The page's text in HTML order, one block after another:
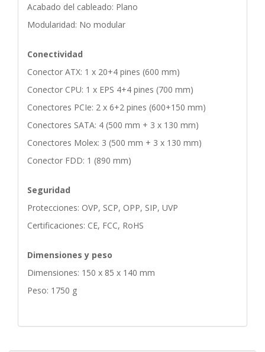
Acabado del cableado: Plano
Modularidad: No modular
Conectividad
Conector ATX: 1 x 20+4 pines (600 mm)
Conector CPU: 1 x EPS 4+4 pines (700 mm)
Conectores PCIe: 2 x 6+2 pines (600+150 mm)
Conectores SATA: 4 (500 mm + 3 x 130 mm)
Conectores Molex: 3 (500 mm + 3 x 130 mm)
Conector FDD: 1 (890 mm)
Seguridad
Protecciones: OVP, SCP, OPP, SIP, UVP
Certificaciones: CE, FCC, RoHS
Dimensiones y peso
Dimensiones: 150 x 85 x 140 mm
Peso: 1750 g